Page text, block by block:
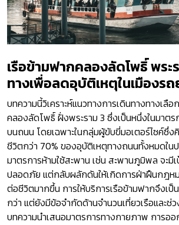
เรือข้ามฟากคลองลัดโพธิ์ พระ
ทางเพื่อลดอุบัติเหตุในเมืองร
บทความนี้วิเคราะห์แนวทางการเดินทางทางเลื
คลองลัดโพธิ์ ฝั่งพระราม 3 ซึ่งเป็นหนึ่งในมาต
บนถนน โดยเฉพาะในกลุ่มผู้ขับขี่มอเตอร์ไซค์ซึ่
ชีวิตกว่า 70% ของอุบัติเหตุทางถนนทั้งหมดในป
มาตรการห้ามใช้สะพาน เช่น สะพานภูมิพล จะมี
ปลอดภัย แต่กลับผลักดันให้เกิดการฝ่าฝืนกฎหม
ต่อชีวิตมากขึ้น การให้บริการเรือข้ามฟากจึงเ
กว่า แต่ยังมีข้อจำกัดด้านจำนวนเที่ยวเรือและช่ว
บทความนำเสนอมาตรการทางกายภาพ การออ